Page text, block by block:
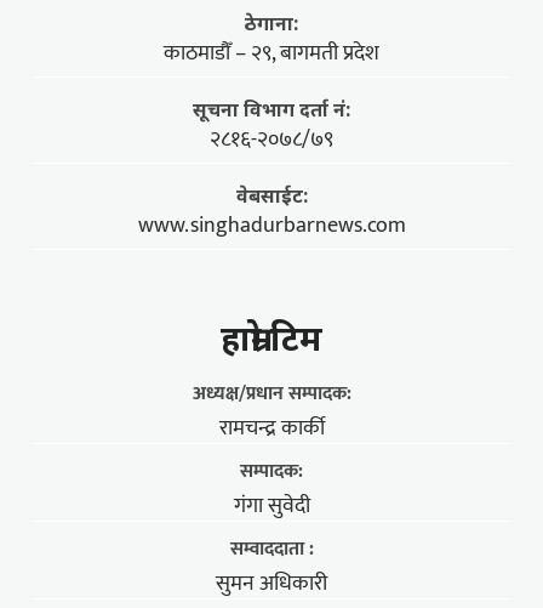
ठेगाना:
काठमाडौँ – २९, बागमती प्रदेश
सूचना विभाग दर्ता नं:
२८१६-२०७८/७९
वेबसाईट:
www.singhadurbarnews.com
हाम्राे टिम
अध्यक्ष/प्रधान सम्पादक:
रामचन्द्र कार्की
सम्पादक:
गंगा सुवेदी
सम्वाददाता :
सुमन अधिकारी